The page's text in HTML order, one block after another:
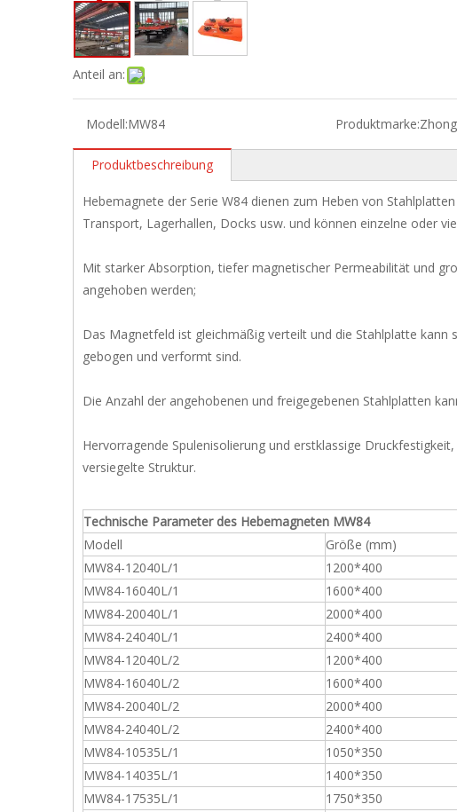
Anteil an:
Modell:MW84 Produktmarke:
Produktbeschreibung
Hebemagnete der Serie W84 dienen zum Heben von
Transport, Lagerhallen, Docks usw. und können einzelne oder
Mit starker Absorption, tiefer magnetischer Permeabilität und
angehoben werden;
Das Magnetfeld ist gleichmäßig verteilt und die Stahlplatte
gebogen und verformt sind.
Die Anzahl der angehobenen und freigegebenen Stahlplatten
Hervorragende Spulenisolierung und erstklassige
versiegelte Struktur.
Technische Parameter des Hebemagneten MW84
Modell
Größe (mm)
MW84-12040L/1
1200*400
MW84-16040L/1
1600*400
MW84-20040L/1
2000*400
MW84-24040L/1
2400*400
MW84-12040L/2
1200*400
MW84-16040L/2
1600*400
MW84-20040L/2
2000*400
MW84-24040L/2
2400*400
MW84-10535L/1
1050*350
MW84-14035L/1
1400*350
MW84-17535L/1
1750*350